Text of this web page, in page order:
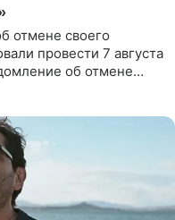
отмене своего
провести 7 августа
об отмене